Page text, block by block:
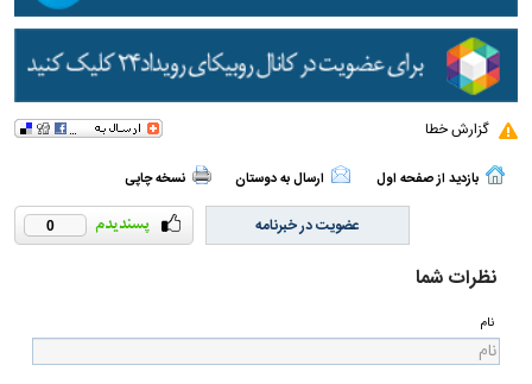
گزارش خطا
بازدید از صفحه اول ارسال به دوستان نسخه چاپی
0 عضویت در خبرنامه
نظرات شما
نام